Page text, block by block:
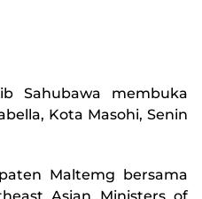
Sahubawa membuka
Kota Masohi, Senin
Maltemg bersama